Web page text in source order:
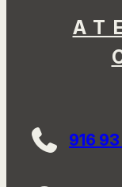
916 93